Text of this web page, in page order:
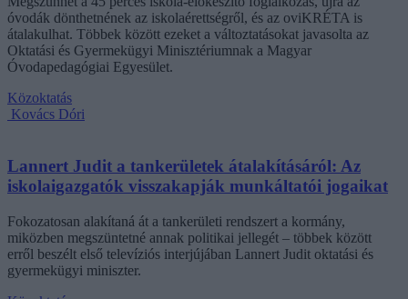
óvodák dönthetnének az iskolaérettségről, és az oviKRÉTA is
átalakulhat. Többek között ezeket a változtatásokat javasolta az
Oktatási és Gyermekügyi Minisztériumnak a Magyar
Óvodapedagógiai Egyesület.
Közoktatás
Kovács Dóri
Lannert Judit a tankerületek átalakításáról: Az
iskolaigazgatók visszakapják munkáltatói jogaikat
Fokozatosan alakítaná át a tankerületi rendszert a kormány,
miközben megszüntetné annak politikai jellegét – többek között
erről beszélt első televíziós interjújában Lannert Judit oktatási és
gyermekügyi miniszter.